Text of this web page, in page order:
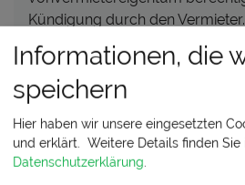
Kündigung durch den
wenn der Gast das Zimmer
Vermieters zu einem anderen
Zweck verwendet. In diesen
gegebenenfalls zum
Bezahlung der bereits in
Beherbergung, sowie zur
Anspruch genommener
Informationen, die
speichern
Hier haben wir unsere eingesetzten
und erklärt. Weitere Details finden Sie
Datenschutzerklärung.